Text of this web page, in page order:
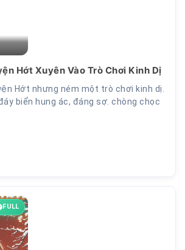
Hớt Xuyên Vào Trò Chơi Kinh Dị
Hớt nhưng ném một trò chơi kinh dị.
biển hung ác, đáng sợ. chòng chọc
FULL